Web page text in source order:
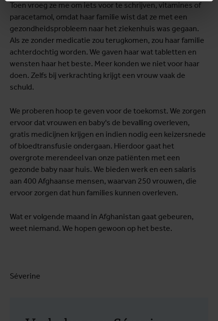
Toen vroeg ze me om iets voor te schrijven, vitamines of
paracetamol, omdat haar familie wist dat ze met een
gezondheidsprobleem naar het ziekenhuis was gegaan.
Als ze zonder medicatie zou terugkomen, zou haar familie
achterdochtig worden. We gaven haar wat tabletten en
wensten haar het beste. Meer konden we niet voor haar
doen. Zelfs bij verkrachting krijgt een vrouw vaak de
schuld.
We proberen hoop te geven voor de toekomst. We zorgen
ervoor dat vrouwen en baby's de bevalling overleven,
gratis medicijnen krijgen en indien nodig een keizersnede
of bloedtransfusie ondergaan. Hierdoor gaat het
overgrote merendeel van onze patiënten met een
gezonde baby naar huis. We bieden werk en een salaris
aan 400 Afghaanse mensen, waarvan 250 vrouwen, die
ervoor zorgen dat hun families kunnen overleven.
Wat er volgende maand in Afghanistan gaat gebeuren,
weet niemand. We hopen gewoon op het beste.
Séverine